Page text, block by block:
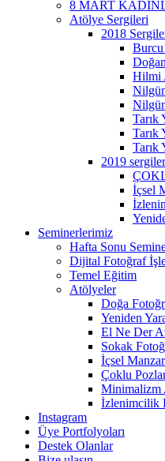
8 MART
Atölye Sergileri
2018
Hilmi
Tarık
Tarık
Tarık
2019
İçsel
Seminerlerimiz
Hafta Sonu
Dijital Fotoğraf
Temel Eğitim
Atölyeler
Doğa
Yeniden
El Ne Der
Sokak
İçsel
Çoklu
Minimalizm
İzlenimcilik
Instagram
Üye Portfolyoları
Destek Olanlar